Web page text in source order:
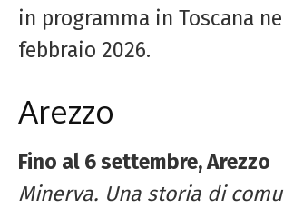
in programma in Toscana
febbraio 2026.
Arezzo
Fino al 6 settembre, Arezzo
Minerva. Una storia di